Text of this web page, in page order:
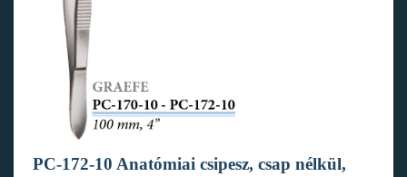
PC-172-10 Anatómiai csipesz, csap nélkül,